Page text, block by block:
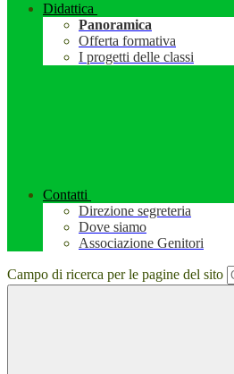
Didattica
Panoramica
Offerta formativa
I progetti delle classi
Contatti
Direzione segreteria
Dove siamo
Associazione Genitori
Campo di ricerca per le pagine del sito